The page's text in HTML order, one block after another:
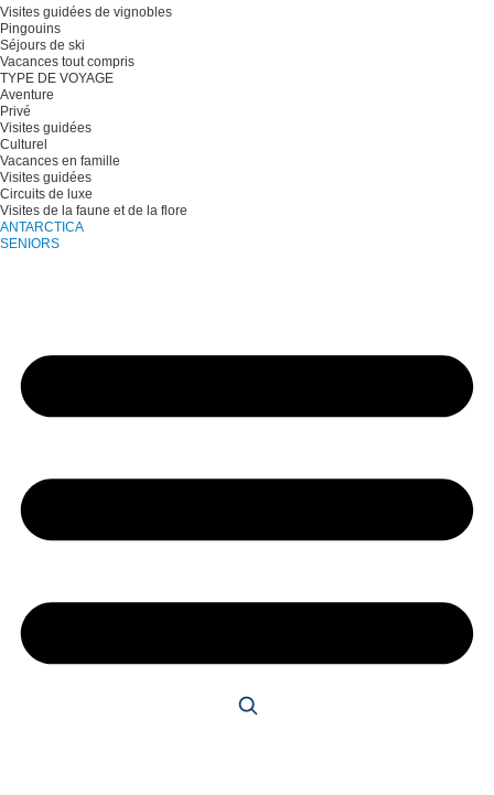
Visites guidées de vignobles
Pingouins
Séjours de ski
Vacances tout compris
TYPE DE VOYAGE
Aventure
Privé
Visites guidées
Culturel
Vacances en famille
Visites guidées
Circuits de luxe
Visites de la faune et de la flore
ANTARCTICA
SENIORS